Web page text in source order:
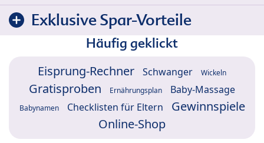
Exklusive Spar-Vorteile
Häufig geklickt
Eisprung-Rechner Schwanger Wickeln
Gratisproben Ernährungsplan Baby-Massage
Babynamen Checklisten für Eltern
Gewinnspiele
Online-Shop